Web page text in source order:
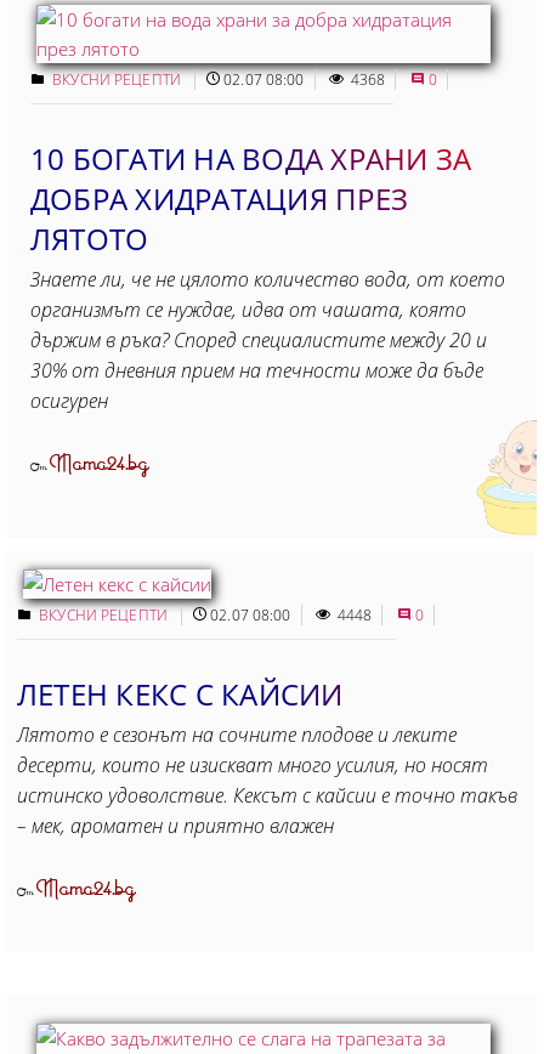
ВКУСНИ РЕЦЕПТИ 02.07 08:00 4368 0
10 БОГАТИ НА ВОДА ХРАНИ ЗА
ДОБРА ХИДРАТАЦИЯ ПРЕЗ
ЛЯТОТО
Знаете ли, че не цялото количество вода, от което
организмът се нуждае, идва от чашата, която
държим в ръка? Според специалистите между 20 и
30% от дневния прием на течности може да бъде
осигурен
ОтMama24.bg
ВКУСНИ РЕЦЕПТИ 02.07 08:00 4448 0
ЛЕТЕН КЕКС С КАЙСИИ
Лятото е сезонът на сочните плодове и леките
десерти, които не изискват много усилия, но носят
истинско удоволствие. Кексът с кайсии е точно такъв
– мек, ароматен и приятно влажен
ОтMama24.bg